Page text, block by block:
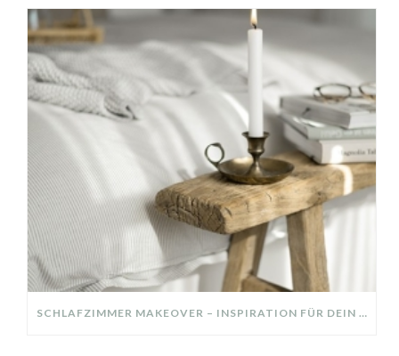
SCHLAFZIMMER MAKEOVER – INSPIRATION FÜR DEIN SCHLAFZIMMER: AUS ALT MACH NEU – HELL, GEMÜTLICH UND EINLADEND